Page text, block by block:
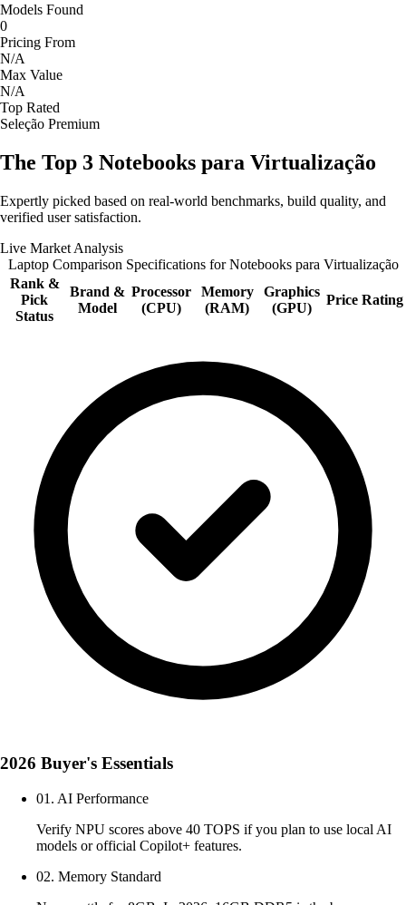
Models Found
0
Pricing From
N/A
Max Value
N/A
Top Rated
Seleção Premium
The Top 3 Notebooks para Virtualização
Expertly picked based on real-world benchmarks, build quality, and
verified user satisfaction.
Live Market Analysis
Laptop Comparison Specifications for Notebooks para Virtualização
Rank &
Pick
Status
Brand &
Model
Processor
(CPU)
Memory
(RAM)
Graphics
(GPU)
Price Rating
2026 Buyer's Essentials
01. AI Performance
Verify NPU scores above 40 TOPS if you plan to use local AI
models or official Copilot+ features.
02. Memory Standard